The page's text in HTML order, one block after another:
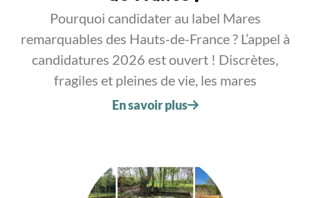
Pourquoi candidater au label Mares
remarquables des Hauts-de-France ? L’appel à
candidatures 2026 est ouvert ! Discrètes,
fragiles et pleines de vie, les mares
En savoir plus